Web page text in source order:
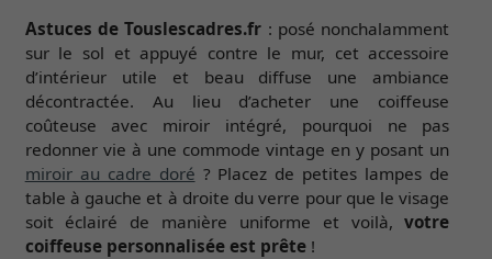
Astuces de Touslescadres.fr : posé nonchalamment
sur le sol et appuyé contre le mur, cet accessoire
d’intérieur utile et beau diffuse une ambiance
décontractée. Au lieu d’acheter une coiffeuse
coûteuse avec miroir intégré, pourquoi ne pas
redonner vie à une commode vintage en y posant un
miroir au cadre doré ? Placez de petites lampes de
table à gauche et à droite du verre pour que le visage
soit éclairé de manière uniforme et voilà,votre
coiffeuse personnalisée est prête!